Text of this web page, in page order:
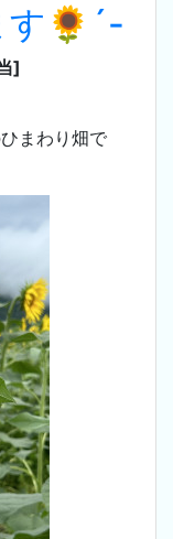
す🌻´-
]
まわり畑で